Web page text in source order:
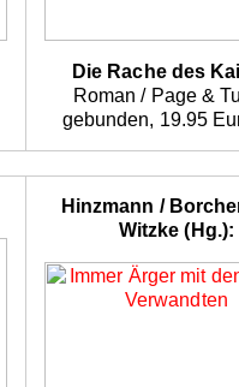
Die Rache des
Roman / Page &
gebunden, 19.95
Hinzmann /
Witzke (Hg.):